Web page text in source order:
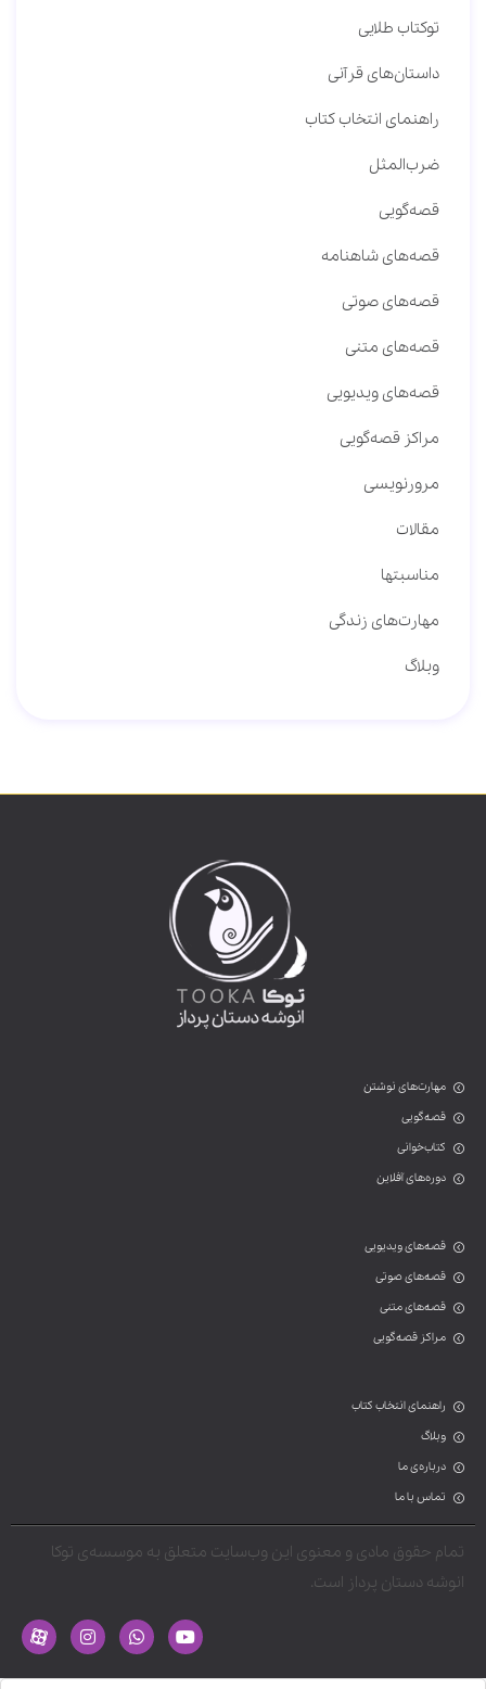
توکتاب طلایی
داستان‌های قرآنی
راهنمای انتخاب کتاب
ضرب‌المثل
قصه‌گویی
قصه‌های شاهنامه
قصه‌های صوتی
قصه‌های متنی
قصه‌های ویدیویی
مراکز قصه‌گویی
مرورنویسی
مقالات
مناسبتها
مهارت‌های زندگی
وبلاگ
مهارت‌های نوشتن
قصه‌گویی
کتاب‌خوانی
دوره‌های آفلاین
قصه‌های ویدیویی
قصه‌های صوتی
قصه‌های متنی
مراکز قصه‌گویی
راهنمای انتخاب کتاب
وبلاگ
درباره‌ی ما
تماس با ما
تمام حقوق مادی و معنوی این وب‌سایت متعلق به موسسه‌ی توکا
انوشه دستان پرداز است.